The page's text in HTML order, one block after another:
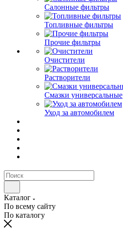
Салонные фильтры
Топливные фильтры
Прочие фильтры
Очистители
Растворители
Смазки универсальные
Уход за автомобилем
Каталог
По всему сайту
По каталогу